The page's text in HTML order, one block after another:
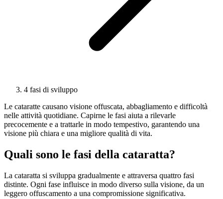
4 fasi di sviluppo
Le cataratte causano visione offuscata, abbagliamento e difficoltà
nelle attività quotidiane. Capirne le fasi aiuta a rilevarle
precocemente e a trattarle in modo tempestivo, garantendo una
visione più chiara e una migliore qualità di vita.
Quali sono le fasi della cataratta?
La cataratta si sviluppa gradualmente e attraversa quattro fasi
distinte. Ogni fase influisce in modo diverso sulla visione, da un
leggero offuscamento a una compromissione significativa.